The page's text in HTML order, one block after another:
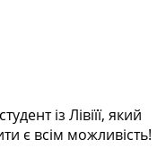
із Лівіїї, який
є всім можливість!